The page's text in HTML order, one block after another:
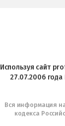
Используя сайт
27.07.2006
Вся информация
кодекса